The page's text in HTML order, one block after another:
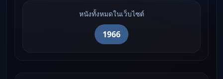
หนังทั้งหมดในเว็บไซต์
1966